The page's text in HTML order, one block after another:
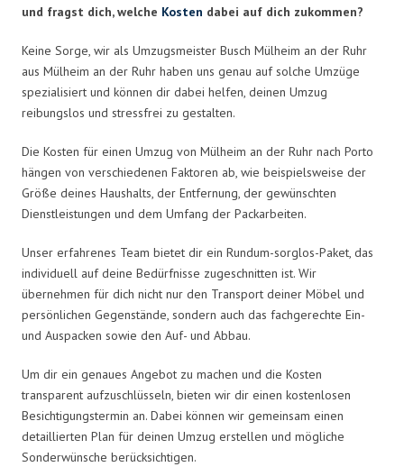
und fragst dich, welche Kosten dabei auf dich zukommen?
Keine Sorge, wir als Umzugsmeister Busch Mülheim an der Ruhr
aus Mülheim an der Ruhr haben uns genau auf solche Umzüge
spezialisiert und können dir dabei helfen, deinen Umzug
reibungslos und stressfrei zu gestalten.
Die Kosten für einen Umzug von Mülheim an der Ruhr nach Porto
hängen von verschiedenen Faktoren ab, wie beispielsweise der
Größe deines Haushalts, der Entfernung, der gewünschten
Dienstleistungen und dem Umfang der Packarbeiten.
Unser erfahrenes Team bietet dir ein Rundum-sorglos-Paket, das
individuell auf deine Bedürfnisse zugeschnitten ist. Wir
übernehmen für dich nicht nur den Transport deiner Möbel und
persönlichen Gegenstände, sondern auch das fachgerechte Ein-
und Auspacken sowie den Auf- und Abbau.
Um dir ein genaues Angebot zu machen und die Kosten
transparent aufzuschlüsseln, bieten wir dir einen kostenlosen
Besichtigungstermin an. Dabei können wir gemeinsam einen
detaillierten Plan für deinen Umzug erstellen und mögliche
Sonderwünsche berücksichtigen.